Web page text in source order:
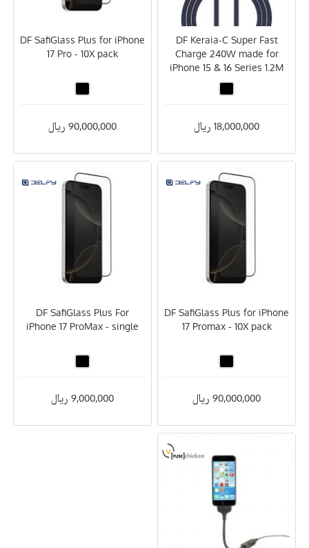
DF Keraia-C Super Fast
Charge 240W made for
iPhone 15 & 16 Series 1.2M
18,000,000 ریال
DF SafiGlass Plus for iPhone
17 Pro - 10X pack
90,000,000 ریال
DF SafiGlass Plus for iPhone
17 Promax - 10X pack
90,000,000 ریال
DF SafiGlass Plus For
iPhone 17 ProMax - single
9,000,000 ریال